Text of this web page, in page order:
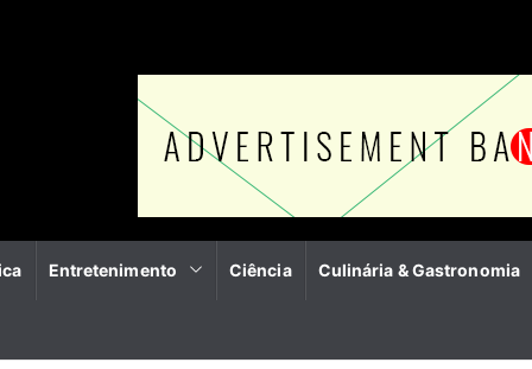
Entretenimento Ciência Culinária & Gastronomia